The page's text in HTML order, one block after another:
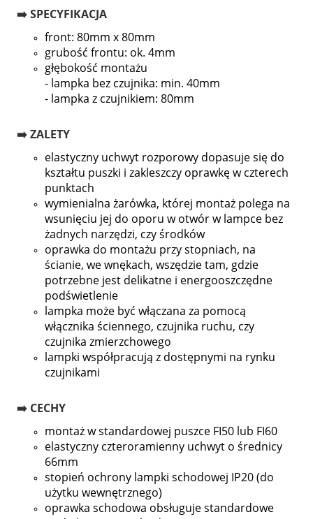
➡️ SPECYFIKACJA
front: 80mm x 80mm
grubość frontu: ok. 4mm
głębokość montażu
- lampka bez czujnika: min. 40mm
- lampka z czujnikiem: 80mm
➡️ ZALETY
elastyczny uchwyt rozporowy dopasuje się do
kształtu puszki i zakleszczy oprawkę w czterech
punktach
wymienialna żarówka, której montaż polega na
wsunięciu jej do oporu w otwór w lampce bez
żadnych narzędzi, czy środków
oprawka do montażu przy stopniach, na
ścianie, we wnękach, wszędzie tam, gdzie
potrzebne jest delikatne i energooszczędne
podświetlenie
lampka może być włączana za pomocą
włącznika ściennego, czujnika ruchu, czy
czujnika zmierzchowego
lampki współpracują z dostępnymi na rynku
czujnikami
➡️ CECHY
montaż w standardowej puszce FI50 lub FI60
elastyczny czteroramienny uchwyt o średnicy
66mm
stopień ochrony lampki schodowej IP20 (do
użytku wewnętrznego)
oprawka schodowa obsługuje standardowe